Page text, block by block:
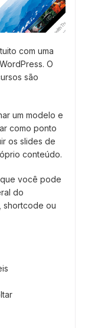
com uma
O
são
um modelo e
como ponto
os slides de
conteúdo.
você pode
do
shortcode ou